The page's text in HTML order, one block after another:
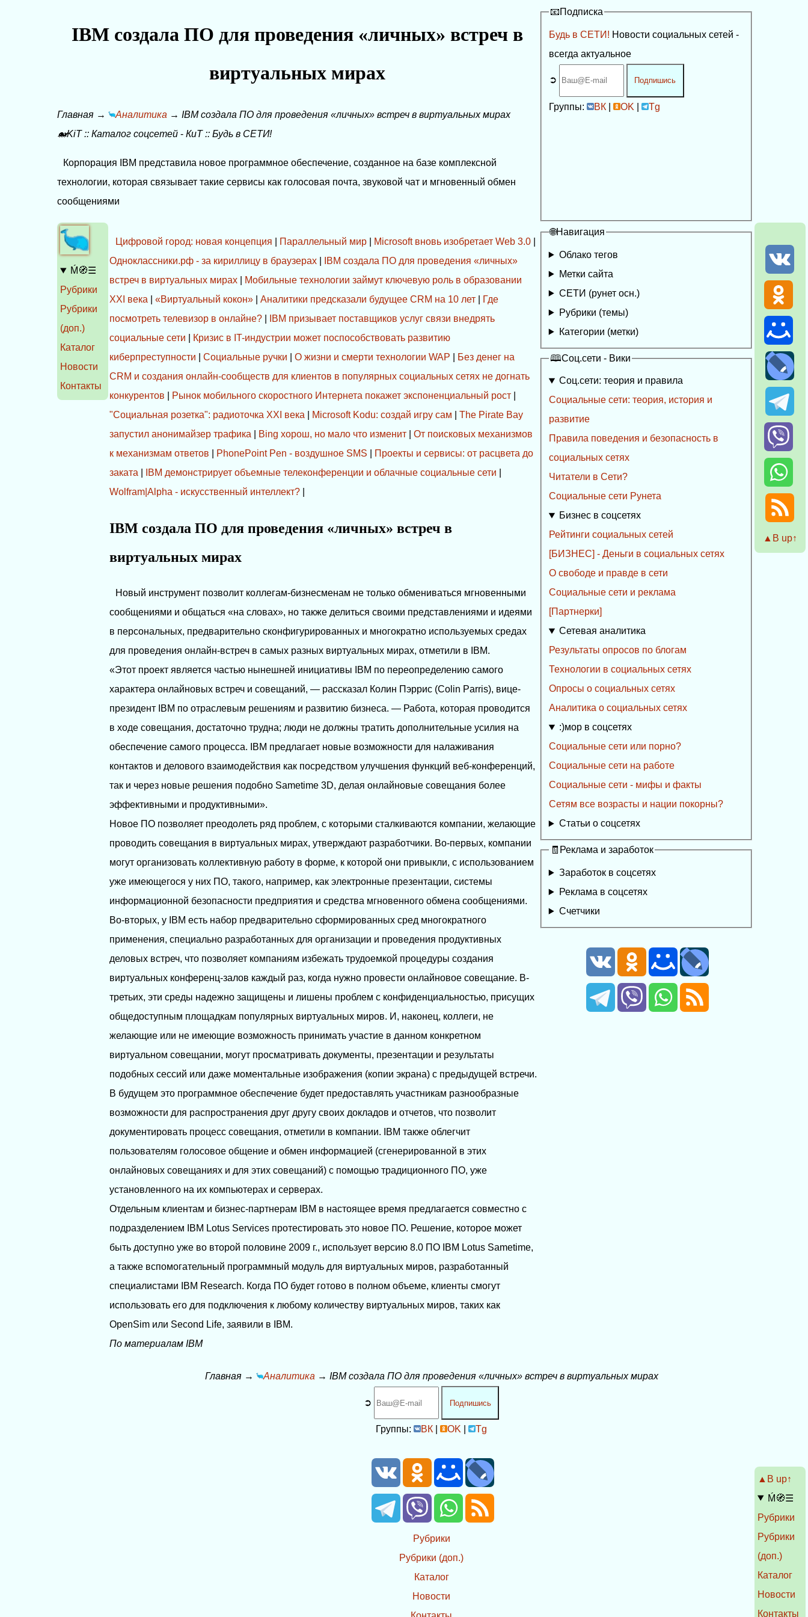
IBM создала ПО для проведения «личных» встреч в
виртуальных мирах
Главная → Аналитика →IBM создала ПО для проведения «личных» встреч в виртуальных мирах
🐋KiT::Каталог соцсетей -КиТ::Будь в СЕТИ!
Корпорация IBM представила новое программное обеспечение, созданное на базе комплексной
технологии, которая связывает такие сервисы как голосовая почта, звуковой чат и мгновенный обмен
сообщениями
Цифровой город: новая концепция Параллельный мир Microsoft вновь изобретает Web 3.0
Одноклассники.рф - за кириллицу в браузерах
IBM создала ПО для проведения «личных»
встреч в виртуальных мирах
Mобильные технологии займут ключевую роль в образовании
XXI века |«Виртуальный кокон» |Аналитики предсказали будущее CRM на 10 лет
Где
посмотреть телевизор в онлайне?
IBM призывает поставщиков услуг связи внедрять
социальные сети
Кризис в IT-индустрии может поспособствовать развитию
киберпреступности |Социальные ручки |О жизни и смерти технологии WAP
Без денег на
CRM и создания онлайн-сообществ для клиентов в популярных социальных сетях не догнать
конкурентов
Рынок мобильного скоростного Интернета покажет экспоненциальный рост
"Социальная розетка": радиоточка XXI века
Microsoft Kodu: создай игру сам |The Pirate Bay
запустил анонимайзер трафика
Bing хорош, но мало что изменит |От поисковых механизмов
к механизмам ответов
PhonePoint Pen - воздушное SMS
Проекты и сервисы: от расцвета до
заката
IBM демонстрирует объемные телеконференции и облачные социальные сети
Wolfram|Alpha - искусственный интеллект?
IBM создала ПО для проведения «личных» встреч в
виртуальных мирах
Новый инструмент позволит коллегам-бизнесменам не только обмениваться мгновенными
сообщениями и общаться «на словах», но также делиться своими представлениями и идеями
в персональных, предварительно сконфигурированных и многократно используемых средах
для проведения онлайн-встреч в самых разных виртуальных мирах, отметили в IBM.
«Этот проект является частью нынешней инициативы IBM по переопределению самого
характера онлайновых встреч и совещаний, — рассказал Колин Пэррис (Colin Parris), вице-
президент IBM по отраслевым решениям и развитию бизнеса. — Работа, которая проводится
в ходе совещания, достаточно трудна; люди не должны тратить дополнительные усилия на
обеспечение самого процесса. IBM предлагает новые возможности для налаживания
контактов и делового взаимодействия как посредством улучшения функций веб-конференций,
так и через новые решения подобно Sametime 3D, делая онлайновые совещания более
эффективными и продуктивными».
Новое ПО позволяет преодолеть ряд проблем, с которыми сталкиваются компании, желающие
проводить совещания в виртуальных мирах, утверждают разработчики. Во-первых, компании
могут организовать коллективную работу в форме, к которой они привыкли, с использованием
уже имеющегося у них ПО, такого, например, как электронные презентации, системы
информационной безопасности предприятия и средства мгновенного обмена сообщениями.
Во-вторых, у IBM есть набор предварительно сформированных сред многократного
применения, специально разработанных для организации и проведения продуктивных
деловых встреч, что позволяет компаниям избежать трудоемкой процедуры создания
виртуальных конференц-залов каждый раз, когда нужно провести онлайновое совещание. В-
третьих, эти среды надежно защищены и лишены проблем с конфиденциальностью, присущих
общедоступным площадкам популярных виртуальных миров. И, наконец, коллеги, не
желающие или не имеющие возможность принимать участие в данном конкретном
виртуальном совещании, могут просматривать документы, презентации и результаты
подобных сессий или даже моментальные изображения (копии экрана) с предыдущей встречи.
В будущем это программное обеспечение будет предоставлять участникам разнообразные
возможности для распространения друг другу своих докладов и отчетов, что позволит
документировать процесс совещания, отметили в компании. IBM также облегчит
пользователям голосовое общение и обмен информацией (сгенерированной в этих
онлайновых совещаниях и для этих совещаний) с помощью традиционного ПО, уже
установленного на их компьютерах и серверах.
Отдельным клиентам и бизнес-партнерам IBM в настоящее время предлагается совместно с
подразделением IBM Lotus Services протестировать это новое ПО. Решение, которое может
быть доступно уже во второй половине 2009 г., использует версию 8.0 ПО IBM Lotus Sametime,
а также вспомогательный программный модуль для виртуальных миров, разработанный
специалистами IBM Research. Когда ПО будет готово в полном объеме, клиенты смогут
использовать его для подключения к любому количеству виртуальных миров, таких как
OpenSim или Second Life, заявили в IBM.
По материалам IBM
Ḿ🧭☰
Рубрики
Рубрики
(доп.)
Каталог
Новости
Контакты
▲Β up↑
📧Подписка
Будь в СЕТИ! Новости социальных сетей -
всегда актуальное
➲ Подпишись
Группы: ВК| OK Tg
🌐Навигация
Облако тегов
Метки сайта
СЕТИ (рунет осн.)
Рубрики (темы)
Категории (метки)
🕮Соц.сети - Вики
Соц.сети: теория и правила
Социальные сети: теория, история и
развитие
Правила поведения и безопасность в
социальных сетях
Читатели в Сети?
Социальные сети Рунета
Бизнес в соцсетях
Рейтинги социальных сетей
[БИЗНЕС] - Деньги в социальных сетях
О свободе и правде в сети
Социальные сети и реклама
[Партнерки]
Сетевая аналитика
Результаты опросов по блогам
Технологии в социальных сетях
Опросы о социальных сетях
Аналитика о социальных сетях
:)мор в соцсетях
Социальные сети или порно?
Социальные сети на работе
Социальные сети - мифы и факты
Сетям все возрасты и нации покорны?
Статьи о соцсетях
🧾Реклама и заработок
Заработок в соцсетях
Реклама в соцсетях
Счетчики
▲Β up↑
Ḿ🧭☰
Рубрики
Рубрики
(доп.)
Каталог
Новости
Контакты
Главная→ Аналитика → IBM создала ПО для проведения «личных» встреч в виртуальных мирах
➲ Подпишись
Группы: ВК | OK | Tg
Рубрики
Рубрики (доп.)
Каталог
Новости